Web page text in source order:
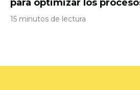
para optimizar los
15 minutos de lectura